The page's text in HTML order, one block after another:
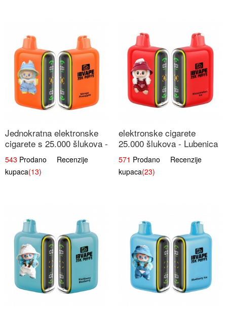
Jednokratna elektronske
cigarete s 25.000 šlukova -
Mango & Ananas |
Egzotična Voćna
Mješavina
543 Prodano Recenzije
kupaca(13)
elektronske cigarete
25.000 šlukova - Lubenica
Led | Osježavajući Ljetni
Okus
571 Prodano Recenzije
kupaca(23)